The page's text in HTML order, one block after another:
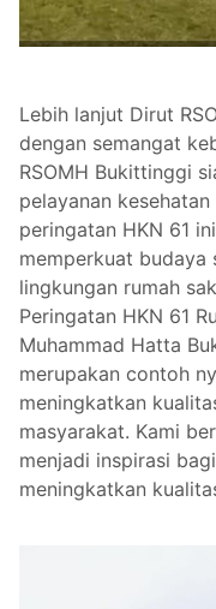
Lebih lanjut Dirut
dengan semangat
RSOMH Bukittinggi
pelayanan
peringatan HKN 61
memperkuat
lingkungan rumah
Peringatan HKN 61
Muhammad Hatta
merupakan contoh
meningkatkan
masyarakat. Kami
menjadi inspirasi
meningkatkan